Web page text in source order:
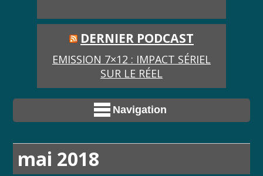
DERNIER PODCAST
EMISSION 7×12 : IMPACT SÉRIEL
SUR LE RÉEL
Navigation
mai 2018